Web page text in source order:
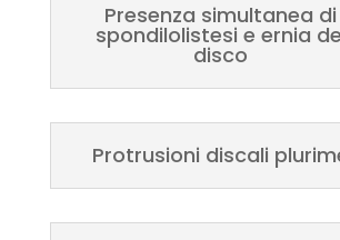
Presenza simultanea di
spondilolistesi e ernia
disco
Protrusioni discali